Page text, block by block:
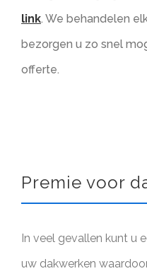
link. We behandelen
bezorgen u zo snel
offerte.
Premie voor
In veel gevallen kunt u
uw dakwerken